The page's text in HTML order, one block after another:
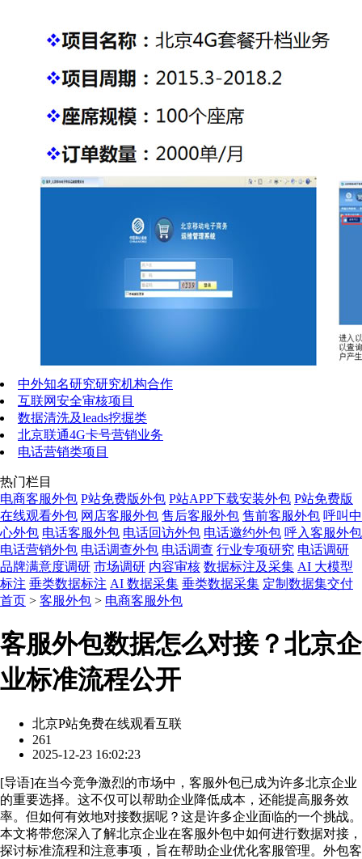
中外知名研究研究机构合作
互联网安全审核项目
数据清洗及leads挖掘类
北京联通4G卡号营销业务
电话营销类项目
热门栏目
电商客服外包 P站免费版外包 P站APP下载安装外包 P站免费版
在线观看外包 网店客服外包 售后客服外包 售前客服外包 呼叫中
心外包 电话客服外包 电话回访外包 电话邀约外包 呼入客服外包
电话营销外包 电话调查外包 电话调查 行业专项研究 电话调研
品牌满意度调研 市场调研 内容审核 数据标注及采集 AI 大模型
标注 垂类数据标注 AI 数据采集 垂类数据采集 定制数据集交付
首页 > 客服外包 > 电商客服外包
客服外包数据怎么对接？北京企
业标准流程公开
北京P站免费在线观看互联
261
2025-12-23 16:02:23
[导语]在当今竞争激烈的市场中，客服外包已成为许多北京企业
的重要选择。这不仅可以帮助企业降低成本，还能提高服务效
率。但如何有效地对接数据呢？这是许多企业面临的一个挑战。
本文将带您深入了解北京企业在客服外包中如何进行数据对接，
探讨标准流程和注意事项，旨在帮助企业优化客服管理。外包客